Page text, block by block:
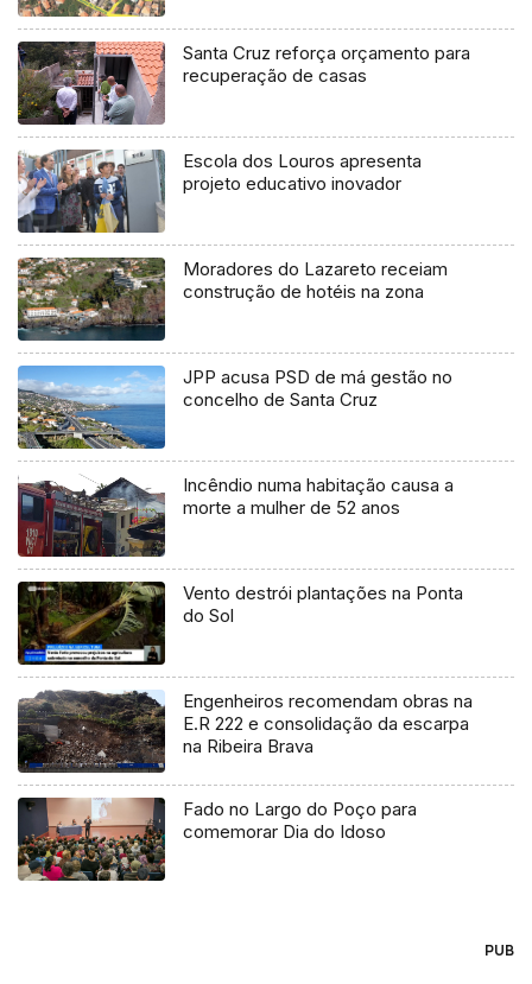
Santa Cruz reforça orçamento para
recuperação de casas
Escola dos Louros apresenta
projeto educativo inovador
Moradores do Lazareto receiam
construção de hotéis na zona
JPP acusa PSD de má gestão no
concelho de Santa Cruz
Incêndio numa habitação causa a
morte a mulher de 52 anos
Vento destrói plantações na Ponta
do Sol
Engenheiros recomendam obras na
E.R 222 e consolidação da escarpa
na Ribeira Brava
Fado no Largo do Poço para
comemorar Dia do Idoso
PUB